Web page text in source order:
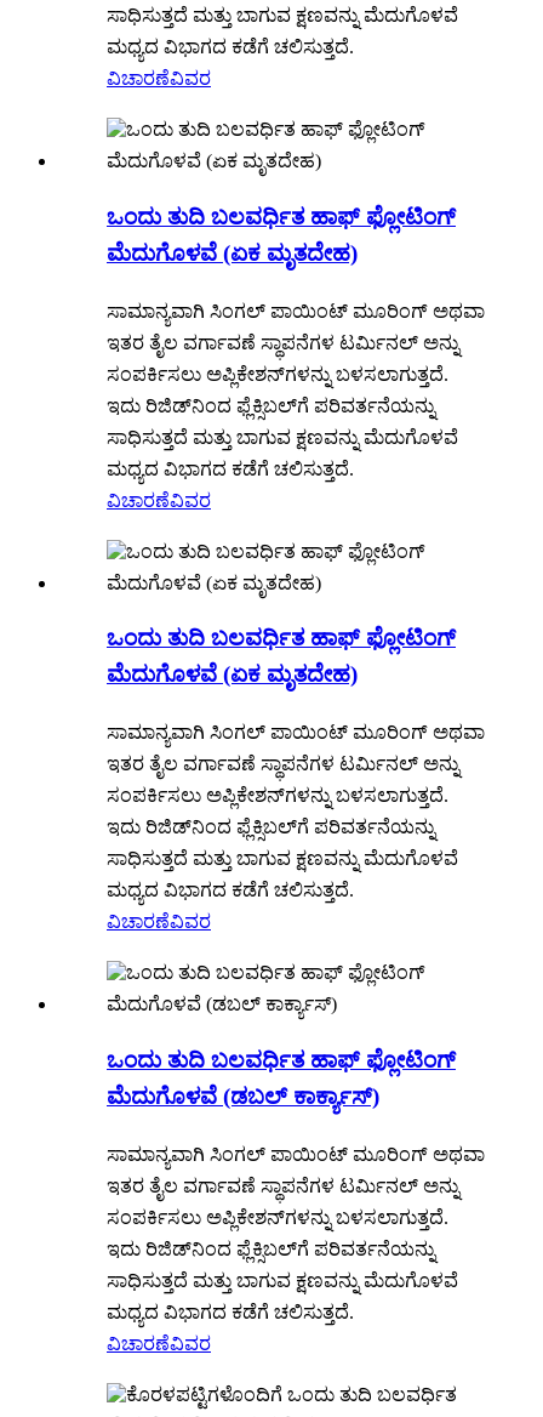
ಸಾಧಿಸುತ್ತದೆ ಮತ್ತು ಬಾಗುವ ಕ್ಷಣವನ್ನು ಮೆದುಗೊಳವೆ
ಮಧ್ಯದ ವಿಭಾಗದ ಕಡೆಗೆ ಚಲಿಸುತ್ತದೆ.
ವಿಚಾರಣೆವಿವರ
ಒಂದು ತುದಿ ಬಲವರ್ಧಿತ ಹಾಫ್ ಫ್ಲೋಟಿಂಗ್
ಮೆದುಗೊಳವೆ (ಏಕ ಮೃತದೇಹ)
ಸಾಮಾನ್ಯವಾಗಿ ಸಿಂಗಲ್ ಪಾಯಿಂಟ್ ಮೂರಿಂಗ್ ಅಥವಾ
ಇತರ ತೈಲ ವರ್ಗಾವಣೆ ಸ್ಥಾಪನೆಗಳ ಟರ್ಮಿನಲ್ ಅನ್ನು
ಸಂಪರ್ಕಿಸಲು ಅಪ್ಲಿಕೇಶನ್‌ಗಳನ್ನು ಬಳಸಲಾಗುತ್ತದೆ.
ಇದು ರಿಜಿಡ್‌ನಿಂದ ಫ್ಲೆಕ್ಸಿಬಲ್‌ಗೆ ಪರಿವರ್ತನೆಯನ್ನು
ಸಾಧಿಸುತ್ತದೆ ಮತ್ತು ಬಾಗುವ ಕ್ಷಣವನ್ನು ಮೆದುಗೊಳವೆ
ಮಧ್ಯದ ವಿಭಾಗದ ಕಡೆಗೆ ಚಲಿಸುತ್ತದೆ.
ವಿಚಾರಣೆವಿವರ
ಒಂದು ತುದಿ ಬಲವರ್ಧಿತ ಹಾಫ್ ಫ್ಲೋಟಿಂಗ್
ಮೆದುಗೊಳವೆ (ಏಕ ಮೃತದೇಹ)
ಸಾಮಾನ್ಯವಾಗಿ ಸಿಂಗಲ್ ಪಾಯಿಂಟ್ ಮೂರಿಂಗ್ ಅಥವಾ
ಇತರ ತೈಲ ವರ್ಗಾವಣೆ ಸ್ಥಾಪನೆಗಳ ಟರ್ಮಿನಲ್ ಅನ್ನು
ಸಂಪರ್ಕಿಸಲು ಅಪ್ಲಿಕೇಶನ್‌ಗಳನ್ನು ಬಳಸಲಾಗುತ್ತದೆ.
ಇದು ರಿಜಿಡ್‌ನಿಂದ ಫ್ಲೆಕ್ಸಿಬಲ್‌ಗೆ ಪರಿವರ್ತನೆಯನ್ನು
ಸಾಧಿಸುತ್ತದೆ ಮತ್ತು ಬಾಗುವ ಕ್ಷಣವನ್ನು ಮೆದುಗೊಳವೆ
ಮಧ್ಯದ ವಿಭಾಗದ ಕಡೆಗೆ ಚಲಿಸುತ್ತದೆ.
ವಿಚಾರಣೆವಿವರ
ಒಂದು ತುದಿ ಬಲವರ್ಧಿತ ಹಾಫ್ ಫ್ಲೋಟಿಂಗ್
ಮೆದುಗೊಳವೆ (ಡಬಲ್ ಕಾರ್ಕ್ಯಾಸ್)
ಸಾಮಾನ್ಯವಾಗಿ ಸಿಂಗಲ್ ಪಾಯಿಂಟ್ ಮೂರಿಂಗ್ ಅಥವಾ
ಇತರ ತೈಲ ವರ್ಗಾವಣೆ ಸ್ಥಾಪನೆಗಳ ಟರ್ಮಿನಲ್ ಅನ್ನು
ಸಂಪರ್ಕಿಸಲು ಅಪ್ಲಿಕೇಶನ್‌ಗಳನ್ನು ಬಳಸಲಾಗುತ್ತದೆ.
ಇದು ರಿಜಿಡ್‌ನಿಂದ ಫ್ಲೆಕ್ಸಿಬಲ್‌ಗೆ ಪರಿವರ್ತನೆಯನ್ನು
ಸಾಧಿಸುತ್ತದೆ ಮತ್ತು ಬಾಗುವ ಕ್ಷಣವನ್ನು ಮೆದುಗೊಳವೆ
ಮಧ್ಯದ ವಿಭಾಗದ ಕಡೆಗೆ ಚಲಿಸುತ್ತದೆ.
ವಿಚಾರಣೆವಿವರ